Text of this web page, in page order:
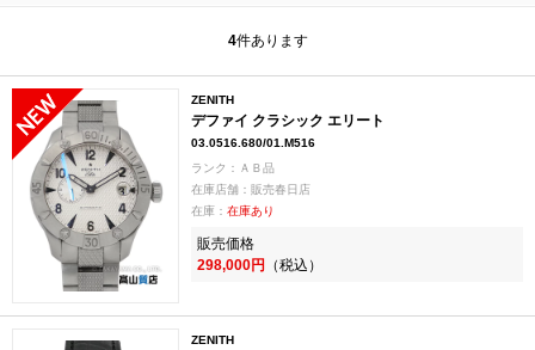
4件あります
ZENITH
デファイ クラシック エリート
03.0516.680/01.M516
ランク：ＡＢ品
在庫店舗：販売春日店
在庫： 在庫あり
販売価格
298,000円 （税込）
ZENITH